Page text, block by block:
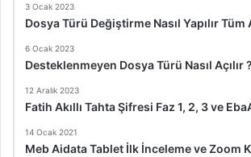
3 Ocak 2023
Dosya Türü Değiştirme Nasıl Yapılır Tüm
6 Ocak 2023
Desteklenmeyen Dosya Türü Nasıl Açılır ?
12 Aralık 2023
Fatih Akıllı Tahta Şifresi Faz 1, 2, 3 ve
14 Ocak 2021
Meb Aidata Tablet İlk İnceleme ve Zoom